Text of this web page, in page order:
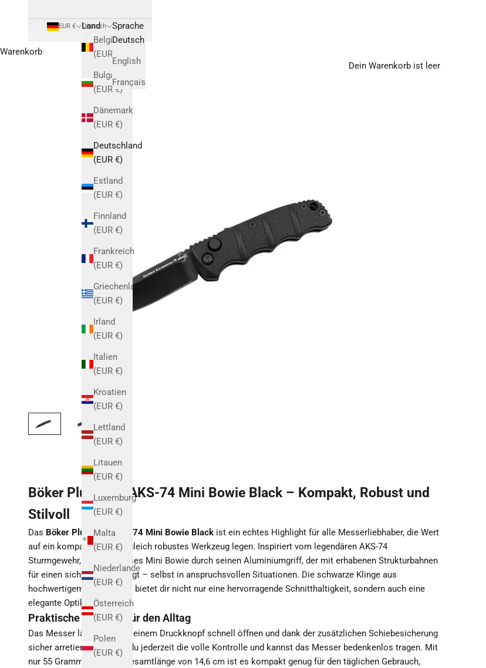
EUR €
Land
Belgien
Bulgarien
(EUR €)
Dänemark
(EUR €)
Deutschland
(EUR €)
Estland
(EUR €)
Finnland
(EUR €)
Frankreich
(EUR €)
Griechenland
(EUR €)
Irland
(EUR €)
Italien
(EUR €)
Kroatien
(EUR €)
Lettland
(EUR €)
Litauen
(EUR €)
Luxemburg
(EUR €)
Malta
(EUR €)
Niederlande
(EUR €)
Österreich
(EUR €)
Polen
(EUR €)
Deutsch
Sprache
Deutsch
English
Français
Warenkorb
Dein Warenkorb ist leer
Böker Plus BHQ AKS-74 Mini Bowie Black – Kompakt, Robust und
Stilvoll
Das Böker Plus BHQ AKS-74 Mini Bowie Black ist ein echtes Highlight für alle Messerliebhaber, die Wert
auf ein kompaktes und zugleich robustes Werkzeug legen. Inspiriert vom legendären AKS-74
Sturmgewehr, besticht dieses Mini Bowie durch seinen Aluminiumgriff, der mit erhabenen Strukturbahnen
für einen sicheren Halt sorgt – selbst in anspruchsvollen Situationen. Die schwarze Klinge aus
hochwertigem AUS-8 Stahl bietet dir nicht nur eine hervorragende Schnitthaltigkeit, sondern auch eine
elegante Optik.
Praktische Features für den Alltag
Das Messer lässt sich mit einem Druckknopf schnell öffnen und dank der zusätzlichen Schiebesicherung
sicher arretieren. So hast du jederzeit die volle Kontrolle und kannst das Messer bedenkenlos tragen. Mit
nur 55 Gramm und einer Gesamtlänge von 14,6 cm ist es kompakt genug für den täglichen Gebrauch,